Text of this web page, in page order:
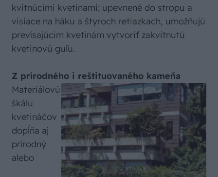
kvitnúcimi kvetinami; upevnené do stropu a
visiace na háku a štyroch retiazkach, umožňujú
prevísajúcim kvetinám vytvoriť zakvitnutú
kvetinovú guľu.
Z prírodného i reštituovaného kameňa
Materiálovú
škálu
kvetináčov
dopĺňa aj
prírodný
alebo